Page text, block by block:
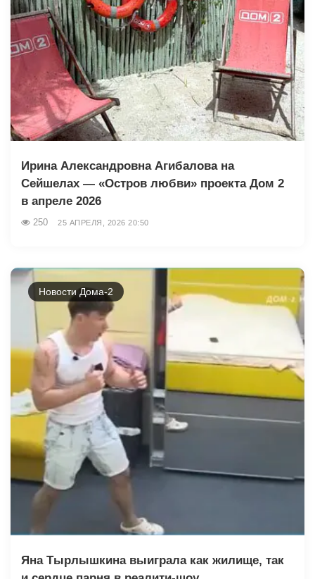
Ирина Александровна Агибалова на
Сейшелах — «Остров любви» проекта Дом 2
в апреле 2026
250 25 АПРЕЛЯ, 2026 20:50
Новости Дома-2
Яна Тырлышкина выиграла как жилище, так